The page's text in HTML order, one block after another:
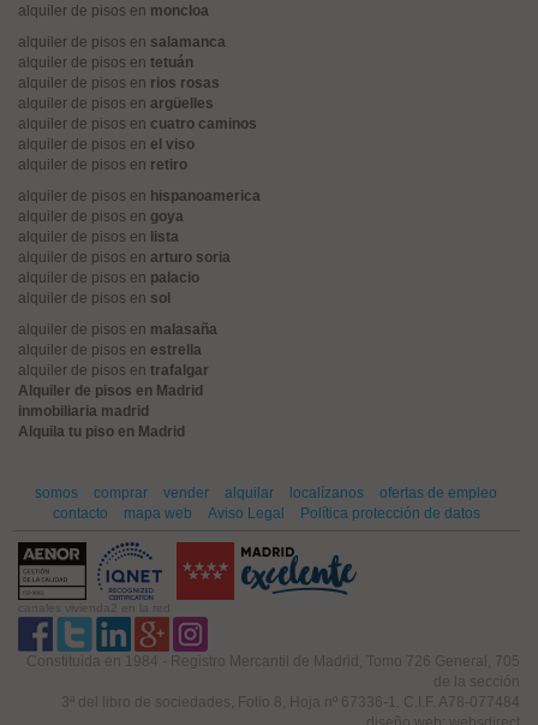
alquiler de pisos en moncloa
alquiler de pisos en salamanca
alquiler de pisos en tetuán
alquiler de pisos en rios rosas
alquiler de pisos en argüelles
alquiler de pisos en cuatro caminos
alquiler de pisos en el viso
alquiler de pisos en retiro
alquiler de pisos en hispanoamerica
alquiler de pisos en goya
alquiler de pisos en lista
alquiler de pisos en arturo soria
alquiler de pisos en palacio
alquiler de pisos en sol
alquiler de pisos en malasaña
alquiler de pisos en estrella
alquiler de pisos en trafalgar
Alquiler de pisos en Madrid
inmobiliaria madrid
Alquila tu piso en Madrid
somos comprar vender alquilar localízanos
ofertas de empleo
contacto
mapa web Aviso Legal Política protección de datos
canales vivienda2 en la red
Constituida en 1984 - Registro Mercantil de Madrid, Tomo 726 General, 705
de la sección
3ª del libro de sociedades, Folio 8, Hoja nº 67336-1. C.I.F. A78-077484